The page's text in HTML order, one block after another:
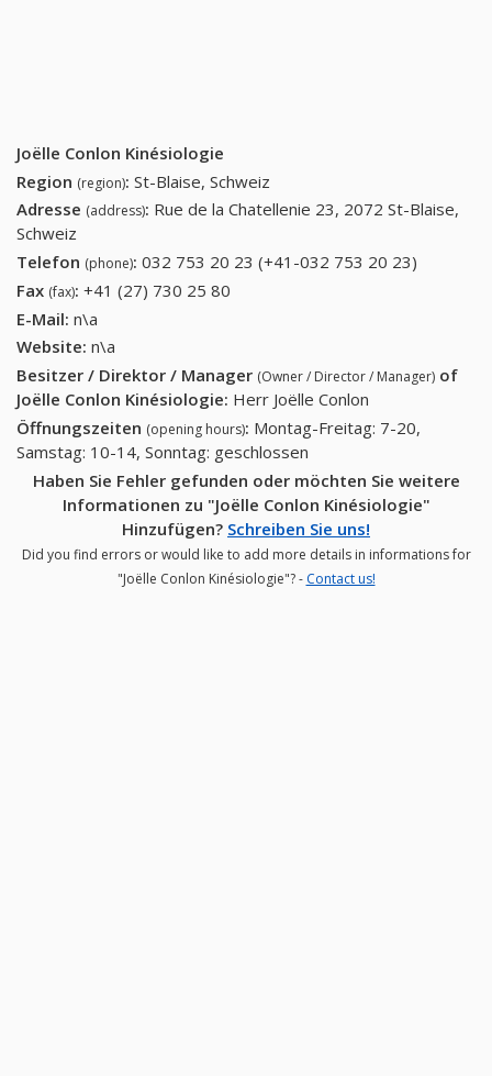
Joëlle Conlon Kinésiologie
Region (region): St-Blaise, Schweiz
Adresse (address): Rue de la Chatellenie 23, 2072 St-Blaise,
Schweiz
Telefon (phone): 032 753 20 23 (+41-032 753 20 23)
Fax (fax): +41 (27) 730 25 80
E-Mail: n\a
Website: n\a
Besitzer / Direktor / Manager (Owner / Director / Manager) of
Joëlle Conlon Kinésiologie: Herr Joëlle Conlon
Öffnungszeiten (opening hours): Montag-Freitag: 7-20,
Samstag: 10-14, Sonntag: geschlossen
Haben Sie Fehler gefunden oder möchten Sie weitere
Informationen zu "Joëlle Conlon Kinésiologie"
Hinzufügen? Schreiben Sie uns!
Did you find errors or would like to add more details in informations for
"Joëlle Conlon Kinésiologie"? - Contact us!